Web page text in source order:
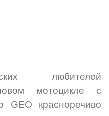
любителей
мотоцикле с
GEO красноречиво